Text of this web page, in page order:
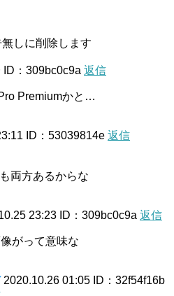
しに削除します
ID：309bc0c9a 返信
Premiumかと…
ID：53039814e 返信
両方あるからな
23:23 ID：309bc0c9a 返信
がって意味な
2020.10.26 01:05 ID：32f54f16b